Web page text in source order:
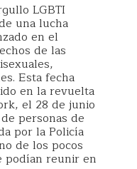
LGBTI
una lucha
en el
de las
Esta fecha
en la revuelta
el 28 de junio
personas de
por la Policía
de los pocos
podían reunir en